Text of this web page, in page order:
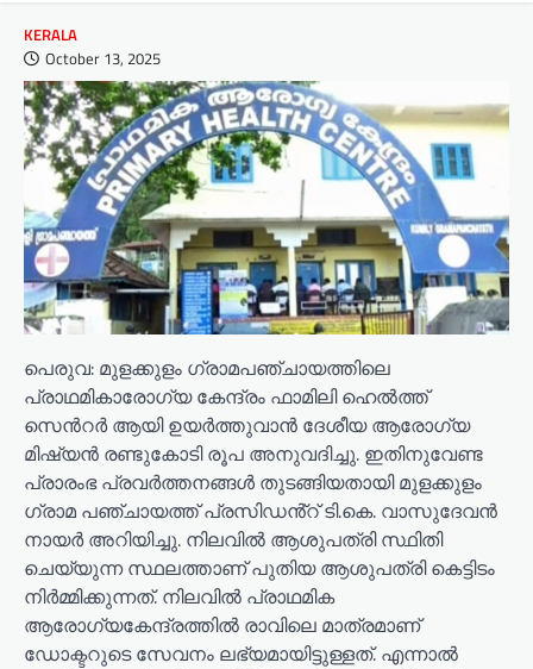
KERALA
October 13, 2025
പെരുവ: മുളക്കുളം ഗ്രാമപഞ്ചായത്തിലെ
പ്രാഥമികാരോഗ്യ കേന്ദ്രം ഫാമിലി ഹെൽത്ത്
സെൻറർ ആയി ഉയർത്തുവാൻ ദേശീയ ആരോഗ്യ
മിഷ്യൻ രണ്ടുകോടി രൂപ അനുവദിച്ചു. ഇതിനുവേണ്ട
പ്രാരംഭ പ്രവർത്തനങ്ങൾ തുടങ്ങിയതായി മുളക്കുളം
ഗ്രാമ പഞ്ചായത്ത് പ്രസിഡൻ്റ് ടി.കെ. വാസുദേവൻ
നായർ അറിയിച്ചു. നിലവിൽ ആശുപത്രി സ്ഥിതി
ചെയ്യുന്ന സ്ഥലത്താണ് പുതിയ ആശുപത്രി കെട്ടിടം
നിർമ്മിക്കുന്നത്. നിലവിൽ പ്രാഥമിക
ആരോഗ്യകേന്ദ്രത്തിൽ രാവിലെ മാത്രമാണ്
ഡോക്ടറുടെ സേവനം ലഭ്യമായിട്ടുള്ളത്. എന്നാൽ